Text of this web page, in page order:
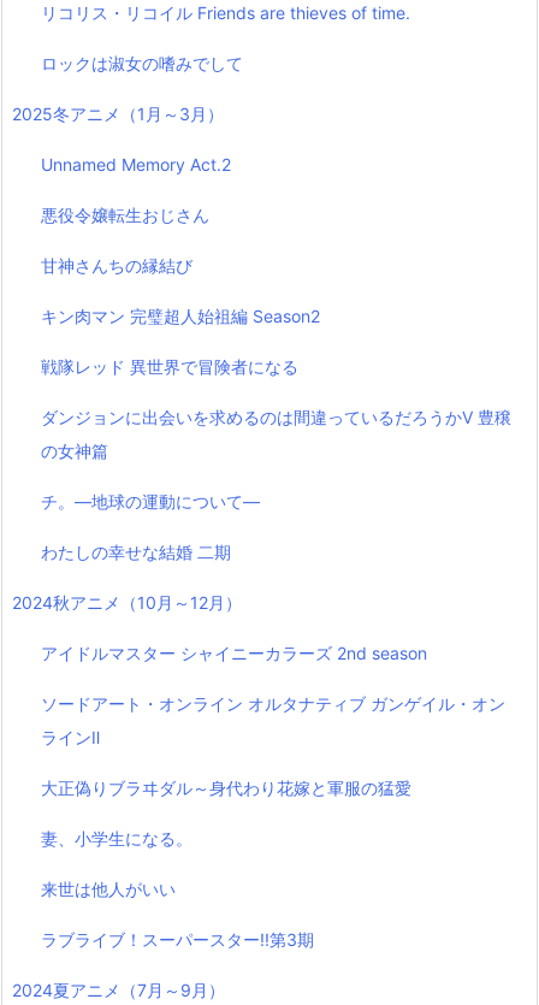
リコリス・リコイル Friends are thieves of time.
ロックは淑女の嗜みでして
2025冬アニメ（1月～3月）
Unnamed Memory Act.2
悪役令嬢転生おじさん
甘神さんちの縁結び
キン肉マン 完璧超人始祖編 Season2
戦隊レッド 異世界で冒険者になる
ダンジョンに出会いを求めるのは間違っているだろうかⅤ 豊穣
の女神篇
チ。―地球の運動について―
わたしの幸せな結婚 二期
2024秋アニメ（10月～12月）
アイドルマスター シャイニーカラーズ 2nd season
ソードアート・オンライン オルタナティブ ガンゲイル・オン
ラインⅡ
大正偽りブラヰダル～身代わり花嫁と軍服の猛愛
妻、小学生になる。
来世は他人がいい
ラブライブ！スーパースター!!第3期
2024夏アニメ（7月～9月）